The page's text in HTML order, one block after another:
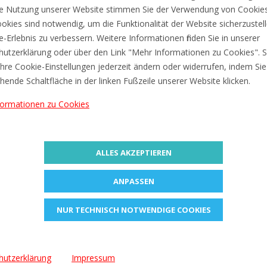
Nutzung unserer Website stimmen Sie der Verwendung von
sind notwendig, um die Funktionalität der Website
Erlebnis zu verbessern. Weitere Informationen finden Sie in unserer
oder über den Link "Mehr Informationen zu Cookies".
Cookie-Einstellungen jederzeit ändern oder widerrufen, indem
Schaltfläche in der linken Fußzeile unserer Website klicken.
zu Cookies
ALLES AKZEPTIEREN
ANPASSEN
NUR TECHNISCH NOTWENDIGE COOKIES
Impressum
Lieferung ca. zwischen Di, 11.
Preis inkl. 19% MwSt. Zzgl.
Akten, Büchern und Paketen.